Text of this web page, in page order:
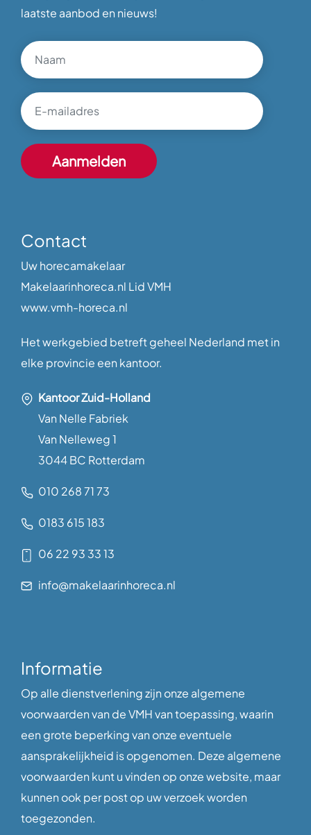
laatste aanbod en nieuws!
Contact
Uw horecamakelaar
Makelaarinhoreca.nl Lid VMH
www.vmh-horeca.nl
Het werkgebied betreft geheel Nederland met in
elke provincie een kantoor.
Kantoor Zuid-Holland
Van Nelle Fabriek
Van Nelleweg 1
3044 BC Rotterdam
010 268 71 73
0183 615 183
06 22 93 33 13
info@makelaarinhoreca.nl
Informatie
Op alle dienstverlening zijn onze algemene
voorwaarden van de VMH van toepassing, waarin
een grote beperking van onze eventuele
aansprakelijkheid is opgenomen. Deze algemene
voorwaarden kunt u vinden op onze website, maar
kunnen ook per post op uw verzoek worden
toegezonden.